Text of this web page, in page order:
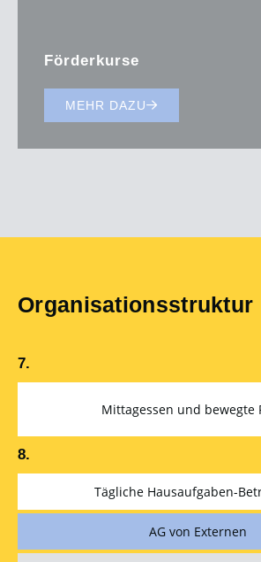
Förderkurse
MEHR DAZU
Organisationsstruktur
7.
Mittagessen und bewegte
8.
Tägliche Hausaufgaben-
AG von Externen